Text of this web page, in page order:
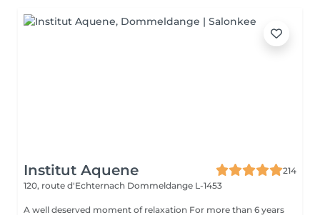
Institut Aquene
214
120, route d'Echternach Dommeldange L-1453
A well deserved moment of relaxation For more than 6 years